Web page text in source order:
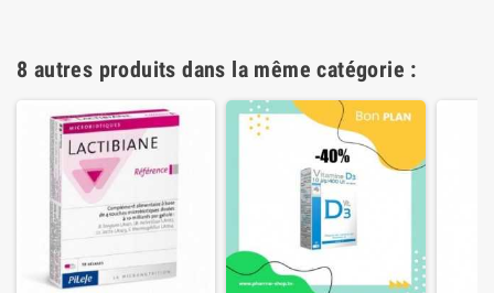
8 autres produits dans la même catégorie :